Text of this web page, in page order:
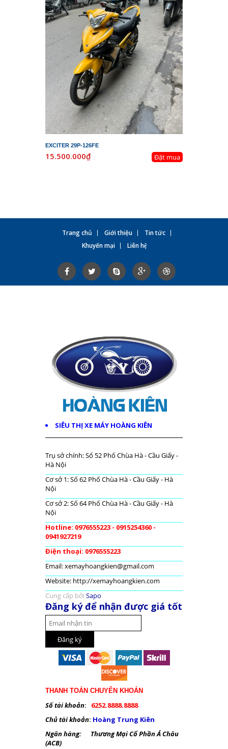
EXCITER 29P-126FE
15.500.000₫ Đặt mua
Trang chủ Giới thiệu
Tin tức
Khuyến mại
Liên hệ
SIÊU THỊ XE MÁY HOÀNG KIÊN
Trụ sở chính: Số 52 Phố Chùa Hà - Cầu Giấy -
Hà Nội
Cơ sở 1: Số 62 Phố Chùa Hà - Cầu Giấy - Hà
Nội
Cơ sở 2: Số 64 Phố Chùa Hà - Cầu Giấy - Hà
Nội
Hotline: 0976555223 - 0915254360 -
0941927219
Điện thoại: 0976555223
Email: xemayhoangkien@gmail.com
Website: http://xemayhoangkien.com
Cung cấp bởi Sapo
Đăng ký để nhận được giá tốt
THANH TOÁN CHUYỂN KHOẢN
Số tài khoản:
6252.8888.8888
Chủ tài khoản: Hoàng Trung Kiên
Ngân hàng: Thương Mại Cổ Phần Á Châu
(ACB)